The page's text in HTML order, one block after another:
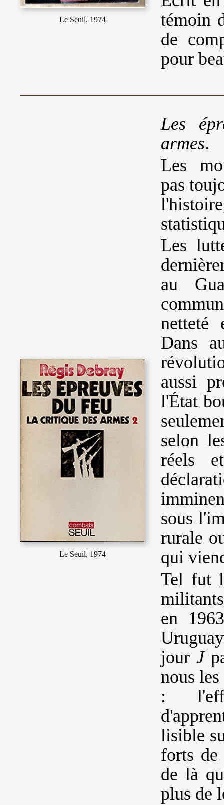
Le Seuil, 1974
témoin
de
pour
Le Seuil, 1974
Les
armes.
Les
pas
Les
au
netteté
Dans
aussi
l'État
selon
réels
sous
rurale
qui
Tel fut
en
jour J
nous
:
lisible
forts de
de là
plus de